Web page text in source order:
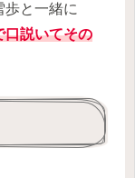
歩と一緒に
口説いてその